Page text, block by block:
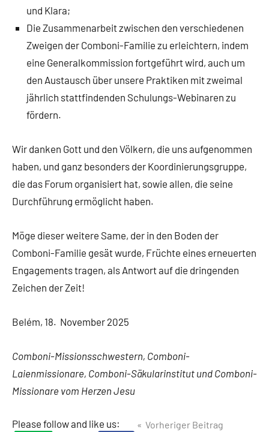
und Klara;
Die Zusammenarbeit zwischen den verschiedenen
Zweigen der Comboni-Familie zu erleichtern, indem
eine Generalkommission fortgeführt wird, auch um
den Austausch über unsere Praktiken mit zweimal
jährlich stattfindenden Schulungs-Webinaren zu
fördern.
Wir danken Gott und den Völkern, die uns aufgenommen
haben, und ganz besonders der Koordinierungsgruppe,
die das Forum organisiert hat, sowie allen, die seine
Durchführung ermöglicht haben.
Möge dieser weitere Same, der in den Boden der
Comboni-Familie gesät wurde, Früchte eines erneuerten
Engagements tragen, als Antwort auf die dringenden
Zeichen der Zeit!
Belém, 18. November 2025
Comboni-Missionsschwestern, Comboni-
Laienmissionare, Comboni-Säkularinstitut und Comboni-
Missionare vom Herzen Jesu
Please follow and like us:
BeitragsnavigationVorheriger Beitrag